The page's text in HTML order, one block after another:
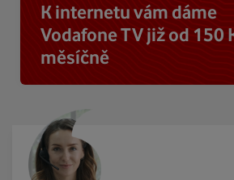
K internetu vám dáme
Vodafone TV již od 150
měsíčně